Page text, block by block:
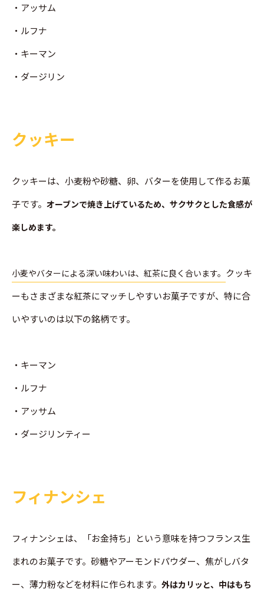
・アッサム
・ルフナ
・キーマン
・ダージリン
クッキー
クッキーは、小麦粉や砂糖、卵、バターを使用して作るお菓
子です。 オーブンで焼き上げているため、サクサクとした食感が
楽しめます。
小麦やバターによる深い味わいは、紅茶に良く合います。 クッキ
ーもさまざまな紅茶にマッチしやすいお菓子ですが、特に合
いやすいのは以下の銘柄です。
・キーマン
・ルフナ
・アッサム
・ダージリンティー
フィナンシェ
フィナンシェは、「お金持ち」という意味を持つフランス生
まれのお菓子です。砂糖やアーモンドパウダー、焦がしバタ
ー、薄力粉などを材料に作られます。 外はカリッと、中はもち